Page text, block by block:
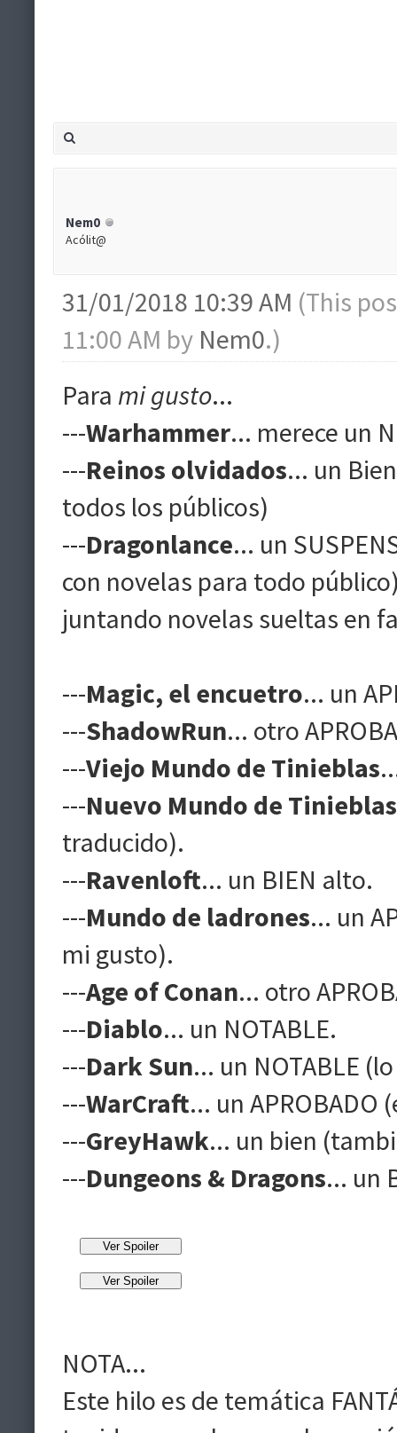
Nem0
Acólit@
31/01/2018 10:39 AM (This
11:00 AM by Nem0.)
Para mi gusto...
---Warhammer... merece un
---Reinos olvidados... un
todos los públicos)
---Dragonlance... un
con novelas para todo
juntando novelas sueltas en
---Magic, el encuetro... un
---ShadowRun... otro
---Viejo Mundo de Tinieblas
---Nuevo Mundo de Tinieblas
traducido).
---Ravenloft... un BIEN alto.
---Mundo de ladrones... un
mi gusto).
---Age of Conan... otro
---Diablo... un NOTABLE.
---Dark Sun... un NOTABLE
---WarCraft... un APROBADO
---GreyHawk... un bien
---Dungeons & Dragons... un
NOTA...
Este hilo es de temática